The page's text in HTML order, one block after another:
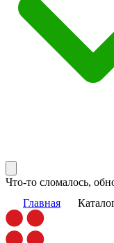
Что-то сломалось,
Главная